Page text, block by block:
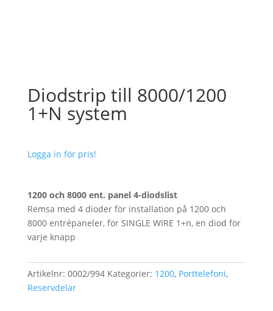
Diodstrip till 8000/1200
1+N system
Logga in för pris!
1200 och 8000 ent. panel 4-diodslist
Remsa med 4 dioder för installation på 1200 och
8000 entrépaneler, för SINGLE WIRE 1+n, en diod för
varje knapp
Artikelnr: 0002/994 Kategorier: 1200, Porttelefoni,
Reservdelar